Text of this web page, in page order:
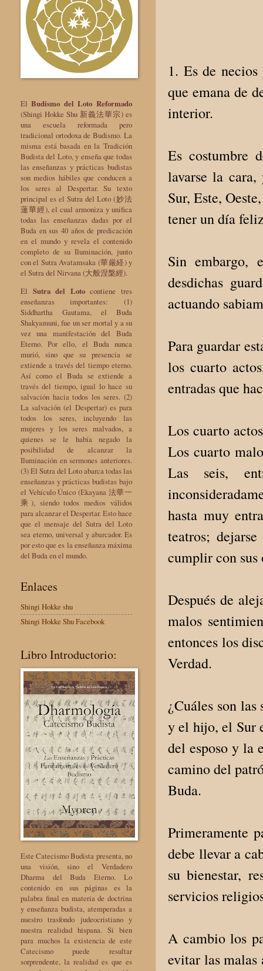
1. Es de
que emana de
interior.
Es costumbre
lavarse la
Sur, Este,
tener un día
Sin embargo,
desdichas
actuando
Para guardar
los cuarto
entradas que
Los cuarto
Los cuarto
Las seis,
hasta muy
teatros;
cumplir con sus
Después de
malos
entonces los
Verdad.
¿Cuáles son
y el hijo, el Sur
del esposo y la
camino del
Buda.
Primeramente
debe llevar a
su bienestar,
servicios
A cambio los
evitar las malas
ElBudismo del Loto Reformado
(Shingi Hokke Shu 新義法華宗) es
una escuela reformada pero
tradicional ortodoxa de Budismo. La
misma está basada en la Tradición
Budista del Loto, y enseña que todas
las enseñanzas y prácticas budistas
son medios hábiles que conducen a
los seres al Despertar. Su texto
principal es el Sutra del Loto (妙法
蓮華經), el cual armoniza y unifica
todas las enseñanzas dadas por el
Buda en sus 40 años de predicación
en el mundo y revela el contenido
completo de su Iluminación, junto
con el Sutra Avatamsaka (華厳経) y
el Sutra del Nirvana (大般涅槃經).
El Sutra del Lotocontiene tres
enseñanzas importantes: (1)
Siddhartha Gautama, el Buda
Shakyamuni, fue un ser mortal y a su
vez una manifestación del Buda
Eterno. Por ello, el Buda nunca
murió, sino que su presencia se
extiende a través del tiempo eterno.
Así como el Buda se extiende a
través del tiempo, igual lo hace su
salvación hacia todos los seres. (2)
La salvación (el Despertar) es para
todos los seres, incluyendo las
mujeres y los seres malvados, a
quienes se le había negado la
posibilidad de alcanzar la
Iluminación en sermones anteriores.
(3) El Sutra del Loto abarca todas las
enseñanzas y prácticas budistas bajo
el Vehículo Único (Ekayana 法華一
乘), siendo todos medios válidos
para alcanzar el Despertar. Esto hace
que el mensaje del Sutra del Loto
sea eterno, universal y abarcador. Es
por esto que es la enseñanza máxima
del Buda en el mundo.
Enlaces
Shingi Hokke shu
Shingi Hokke Shu Facebook
Libro Introductorio:
Este Catecismo Budista presenta, no
una visión, sino el Verdadero
Dharma del Buda Eterno. Lo
contenido en sus páginas es la
palabra final en materia de doctrina
y enseñanza budista, atemperadas a
nuestro trasfondo judeocristiano y
nuestra realidad hispana. Si bien
para muchos la existencia de este
Catecismo puede resultar
sorprendente, la realidad es que es